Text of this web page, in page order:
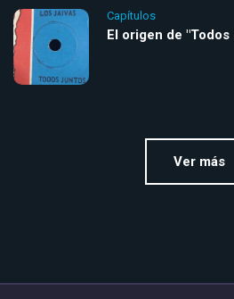
Capítulos
El origen de
Ver más